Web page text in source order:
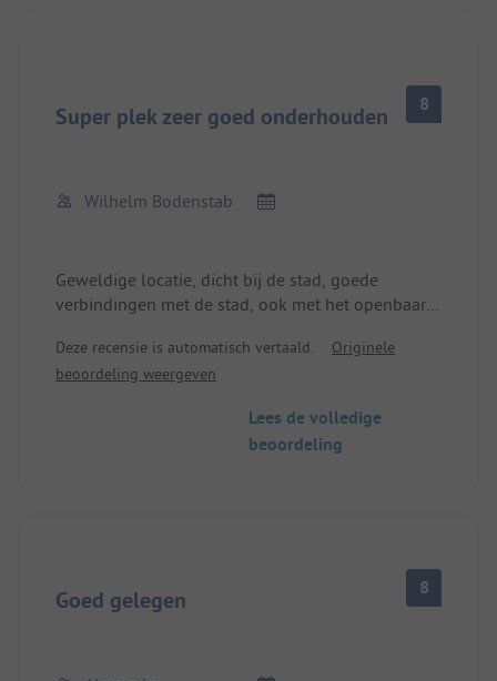
Super plek zeer goed onderhouden 8
Wilhelm Bodenstab
Geweldige locatie, dicht bij de stad, goede
verbindingen met de stad, ook met het openbaar
staanplaatsen
Deze recensie is automatisch vertaald.
Originele
beoordeling weergeven
Lees de volledige
beoordeling
Goed gelegen 8